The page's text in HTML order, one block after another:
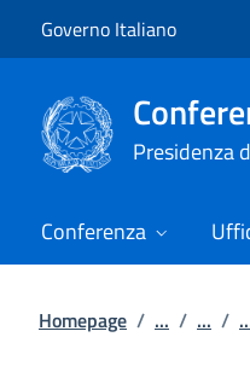
Governo Italiano
Presidenza
Conferenza
Homepage / ... / ... /